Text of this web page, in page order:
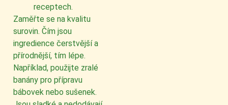
receptech.
Zaměřte se na kvalitu
surovin. Čím jsou
ingredience čerstvější a
přírodnější, tím lépe.
Například, použijte zralé
banány pro přípravu
bábovek nebo sušenek.